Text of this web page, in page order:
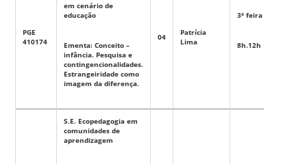
PGE
410174
em cenário de
educação
Ementa: Conceito –
infância. Pesquisa e
contingencionalidades.
Estrangeiridade como
imagem da diferença.
04
Patrícia
Lima
3ª feira
8h.12h
S.E. Ecopedagogia em
comunidades de
aprendizagem